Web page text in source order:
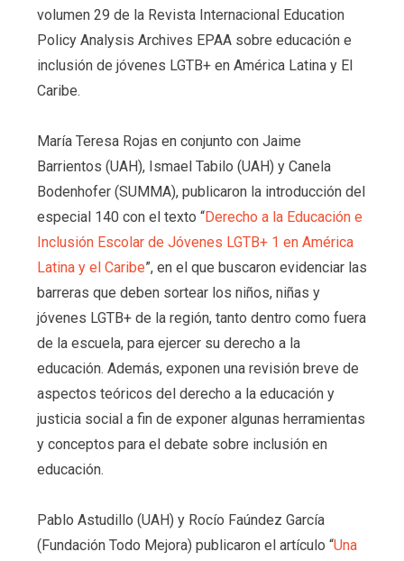
volumen 29 de la Revista Internacional Education
Policy Analysis Archives EPAA sobre educación e
inclusión de jóvenes LGTB+ en América Latina y El
Caribe.
María Teresa Rojas en conjunto con Jaime
Barrientos (UAH), Ismael Tabilo (UAH) y Canela
Bodenhofer (SUMMA), publicaron la introducción del
especial 140 con el texto “Derecho a la Educación e
Inclusión Escolar de Jóvenes LGTB+ 1 en América
Latina y el Caribe”, en el que buscaron evidenciar las
barreras que deben sortear los niños, niñas y
jóvenes LGTB+ de la región, tanto dentro como fuera
de la escuela, para ejercer su derecho a la
educación. Además, exponen una revisión breve de
aspectos teóricos del derecho a la educación y
justicia social a fin de exponer algunas herramientas
y conceptos para el debate sobre inclusión en
educación.
Pablo Astudillo (UAH) y Rocío Faúndez García
(Fundación Todo Mejora) publicaron el artículo “Una